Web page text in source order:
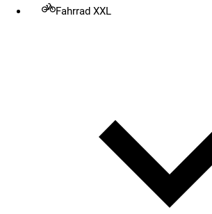
Fahrrad XXL